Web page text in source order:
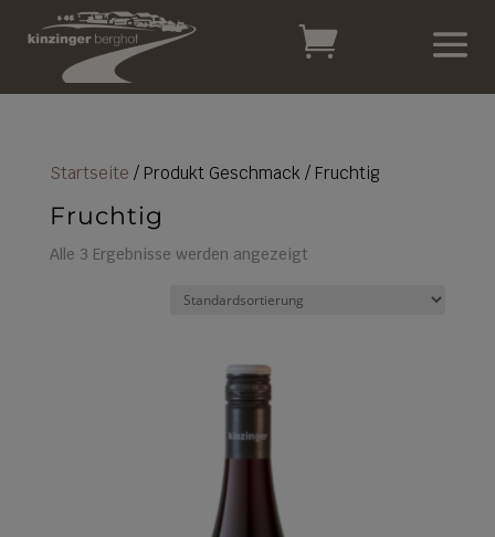
Startseite / Produkt Geschmack / Fruchtig
Fruchtig
Alle 3 Ergebnisse werden angezeigt